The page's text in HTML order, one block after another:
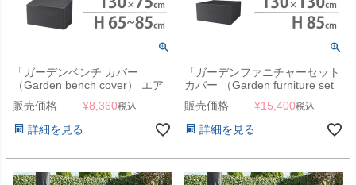
「ガーデンベンチ カバー
（Garden bench cover） エア
ロカバー（AeroCover） #7908
130×75×H65-85cm」【沖縄・
離島は送料要見積り】
販売価格 ¥8,360税込
詳細を見る
「ガーデンファニチャーセット
カバー （Garden furniture set
cover） エアロカバー
（AeroCover） #7913
130x130x85cm（NS）」【沖
縄・離島は送料要見積り】
販売価格 ¥15,400税込
詳細を見る